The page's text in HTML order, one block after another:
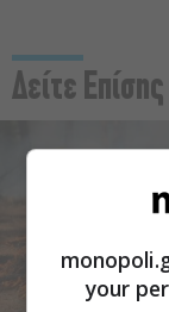
Δείτε Επίσης
your